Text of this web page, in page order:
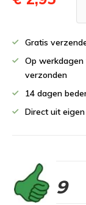
Gratis
Op werkdagen
verzonden
14 dagen
Direct uit
9